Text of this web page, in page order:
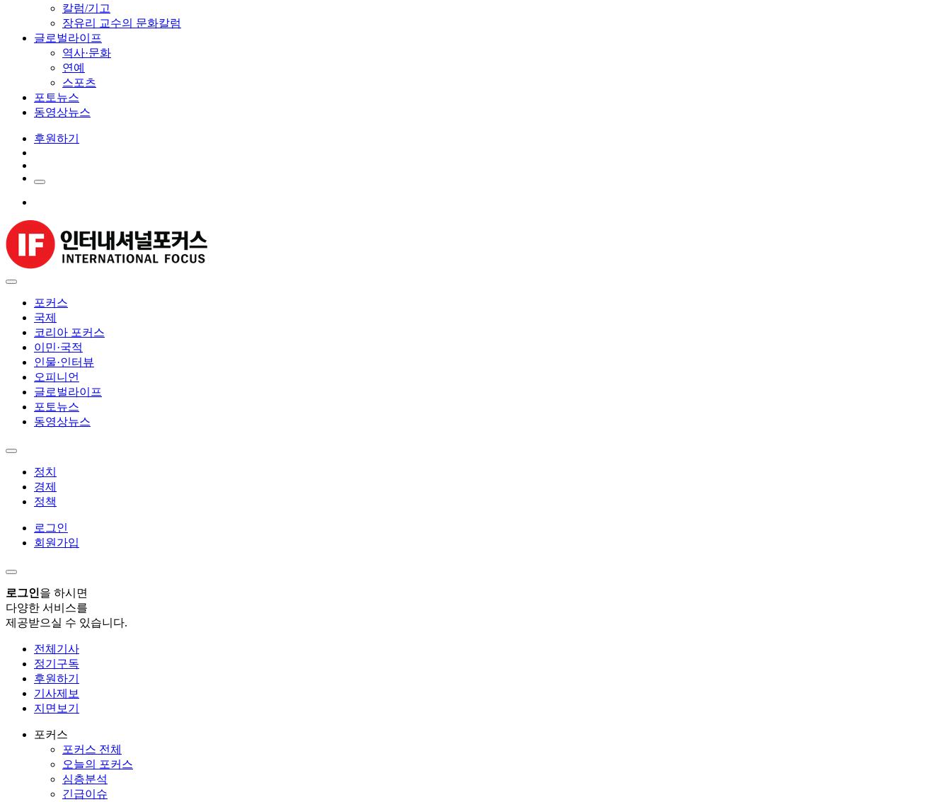
칼럼/기고
장유리 교수의 문화칼럼
글로벌라이프
역사·문화
연예
스포츠
포토뉴스
동영상뉴스
후원하기
포커스
국제
코리아 포커스
이민·국적
인물·인터뷰
오피니언
글로벌라이프
포토뉴스
동영상뉴스
정치
경제
정책
로그인
회원가입
로그인을 하시면
다양한 서비스를
제공받으실 수 있습니다.
전체기사
정기구독
후원하기
기사제보
지면보기
포커스
포커스 전체
오늘의 포커스
심층분석
긴급이슈